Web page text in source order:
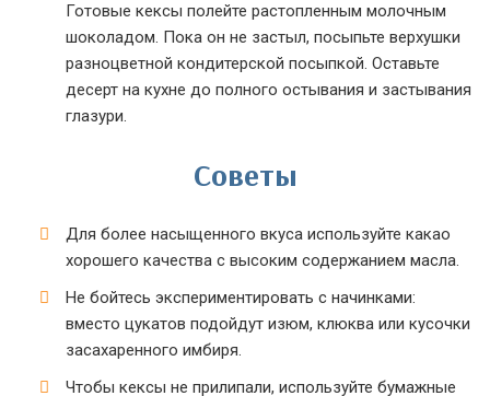
Готовые кексы полейте растопленным молочным
шоколадом. Пока он не застыл, посыпьте верхушки
разноцветной кондитерской посыпкой. Оставьте
десерт на кухне до полного остывания и застывания
глазури.
Советы
Для более насыщенного вкуса используйте какао
хорошего качества с высоким содержанием масла.
Не бойтесь экспериментировать с начинками:
вместо цукатов подойдут изюм, клюква или кусочки
засахаренного имбиря.
Чтобы кексы не прилипали, используйте бумажные